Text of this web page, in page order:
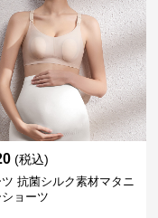
(税込)
抗菌シルク素材マタニ
ョーツ